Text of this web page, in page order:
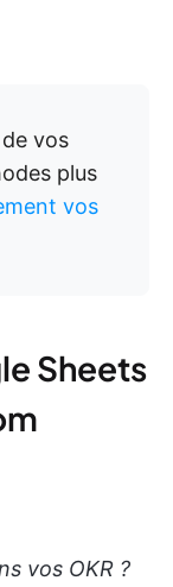
vos
plus
vos
Sheets
vos OKR ?